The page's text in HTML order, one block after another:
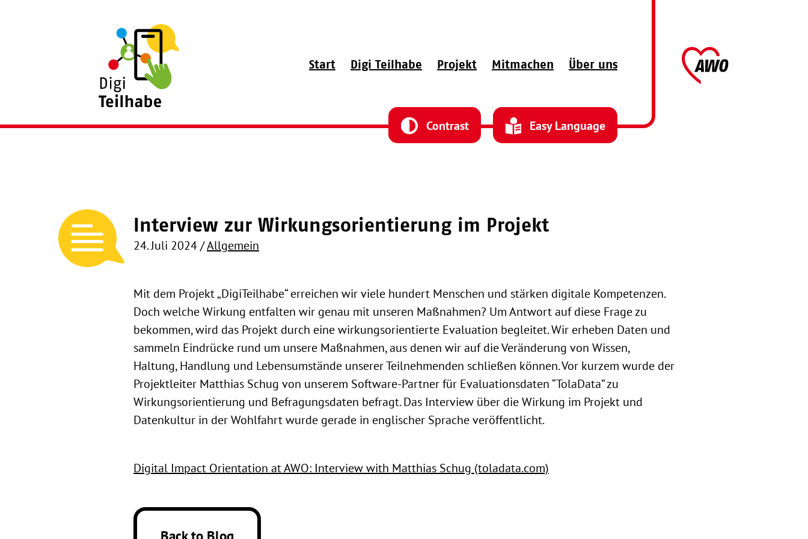
Start Digi Teilhabe Projekt Mitmachen Über uns
Contrast Easy Language
Interview zur Wirkungsorientierung im Projekt
24. Juli 2024/Allgemein
Mit dem Projekt „DigiTeilhabe“ erreichen wir viele hundert Menschen und stärken digitale Kompetenzen.
Doch welche Wirkung entfalten wir genau mit unseren Maßnahmen? Um Antwort auf diese Frage zu
bekommen, wird das Projekt durch eine wirkungsorientierte Evaluation begleitet. Wir erheben Daten und
sammeln Eindrücke rund um unsere Maßnahmen, aus denen wir auf die Veränderung von Wissen,
Haltung, Handlung und Lebensumstände unserer Teilnehmenden schließen können. Vor kurzem wurde der
Projektleiter Matthias Schug von unserem Software-Partner für Evaluationsdaten “TolaData” zu
Wirkungsorientierung und Befragungsdaten befragt. Das Interview über die Wirkung im Projekt und
Datenkultur in der Wohlfahrt wurde gerade in englischer Sprache veröffentlicht.
Digital Impact Orientation at AWO: Interview with Matthias Schug (toladata.com)